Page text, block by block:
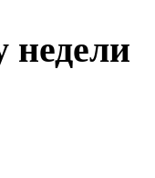
недели